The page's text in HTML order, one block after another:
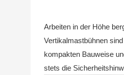
Arbeiten in der Höhe
Vertikalmastbühnen
kompakten Bauweise
stets die